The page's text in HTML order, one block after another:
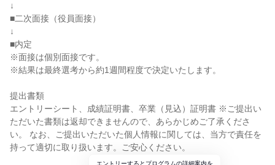
↓
■二次面接（役員面接）
↓
■内定
※面接は個別面接です。
※結果は最終選考から約1週間程度で決定いたします。
提出書類
エントリーシート、成績証明書、卒業（見込）証明書 ※ご提出い
ただいた書類は返却できませんので、あらかじめご了承くださ
い。 なお、ご提出いただいた個人情報に関しては、当方で責任を
持って適切に取り扱います。ご安心ください。
エントリーするとプログラムの詳細案内を